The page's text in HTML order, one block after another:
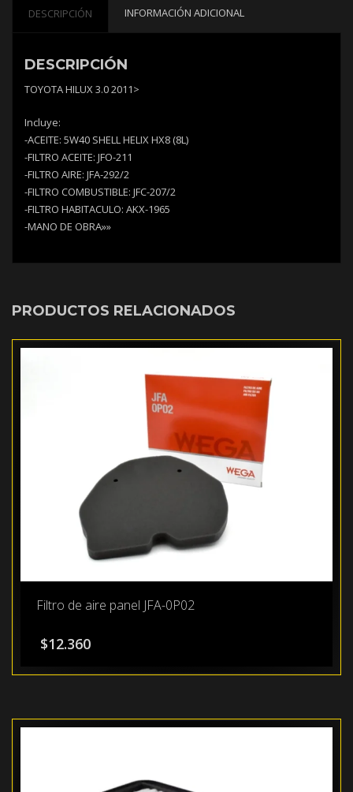
DESCRIPCIÓN INFORMACIÓN ADICIONAL
DESCRIPCIÓN
TOYOTA HILUX 3.0 2011>
Incluye:
-ACEITE: 5W40 SHELL HELIX HX8 (8L)
-FILTRO ACEITE: JFO-211
-FILTRO AIRE: JFA-292/2
-FILTRO COMBUSTIBLE: JFC-207/2
-FILTRO HABITACULO: AKX-1965
-MANO DE OBRA»»
PRODUCTOS RELACIONADOS
Filtro de aire panel JFA-0P02
$12.360